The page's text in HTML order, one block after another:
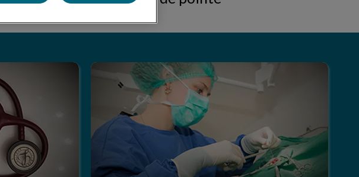
Chirurgie des tissus mous